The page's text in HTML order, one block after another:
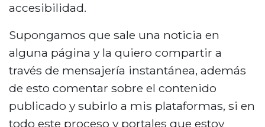
accesibilidad.
Supongamos que sale una noticia en
alguna página y la quiero compartir a
través de mensajería instantánea, además
de esto comentar sobre el contenido
publicado y subirlo a mis plataformas, si en
todo este proceso y portales que estoy